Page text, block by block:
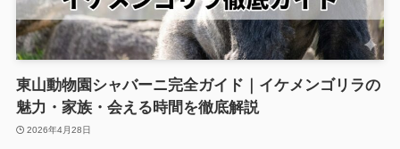
東山動物園シャバーニ完全ガイド｜イケメンゴリラの
魅力・家族・会える時間を徹底解説
2026年4月28日